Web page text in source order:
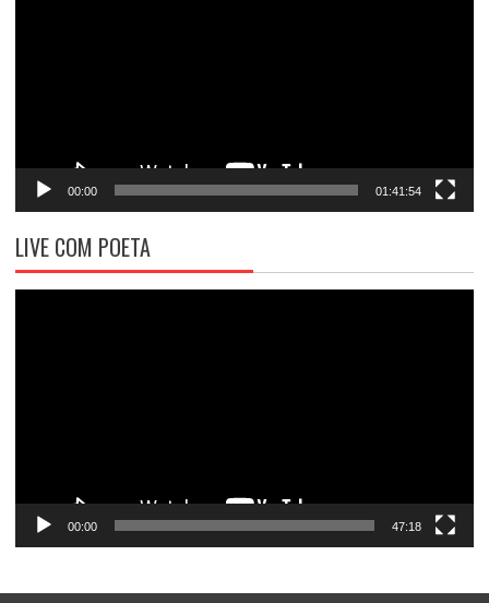
00:00 01:41:54
LIVE COM POETA
00:00 47:18